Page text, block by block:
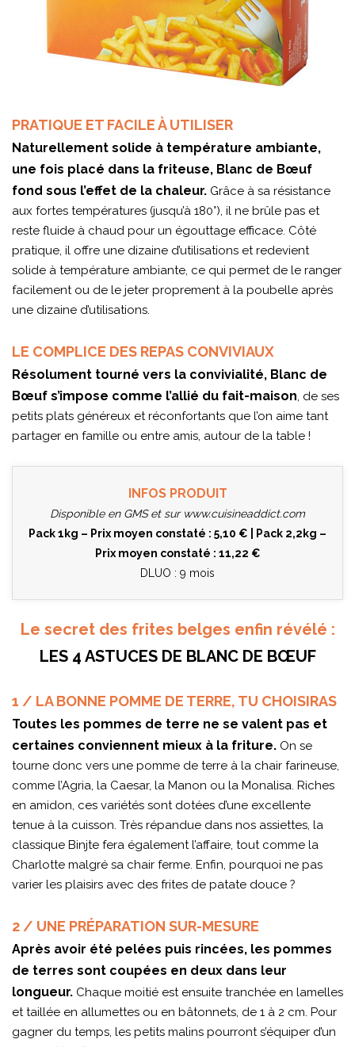
PRATIQUE ET FACILE À UTILISER
Naturellement solide à température ambiante,
une fois placé dans la friteuse, Blanc de Bœuf
fond sous l’effet de la chaleur. Grâce à sa résistance
aux fortes températures (jusqu’à 180°), il ne brûle pas et
reste fluide à chaud pour un égouttage efficace. Côté
pratique, il offre une dizaine d’utilisations et redevient
solide à température ambiante, ce qui permet de le ranger
facilement ou de le jeter proprement à la poubelle après
une dizaine d’utilisations.
LE COMPLICE DES REPAS CONVIVIAUX
Résolument tourné vers la convivialité, Blanc de
Bœuf s’impose comme l’allié du fait-maison, de ses
petits plats généreux et réconfortants que l’on aime tant
partager en famille ou entre amis, autour de la table !
INFOS PRODUIT
Disponible en GMS et sur www.cuisineaddict.com
Pack 1kg – Prix moyen constaté : 5,10 € | Pack 2,2kg –
Prix moyen constaté : 11,22 €
DLUO : 9 mois
Le secret des frites belges enfin révélé :
LES 4 ASTUCES DE BLANC DE BŒUF
1 / LA BONNE POMME DE TERRE, TU CHOISIRAS
Toutes les pommes de terre ne se valent pas et
certaines conviennent mieux à la friture. On se
tourne donc vers une pomme de terre à la chair farineuse,
comme l’Agria, la Caesar, la Manon ou la Monalisa. Riches
en amidon, ces variétés sont dotées d’une excellente
tenue à la cuisson. Très répandue dans nos assiettes, la
classique Binjte fera également l’affaire, tout comme la
Charlotte malgré sa chair ferme. Enfin, pourquoi ne pas
varier les plaisirs avec des frites de patate douce ?
2 / UNE PRÉPARATION SUR-MESURE
Après avoir été pelées puis rincées, les pommes
de terres sont coupées en deux dans leur
longueur. Chaque moitié est ensuite tranchée en lamelles
et taillée en allumettes ou en bâtonnets, de 1 à 2 cm. Pour
gagner du temps, les petits malins pourront s’équiper d’un